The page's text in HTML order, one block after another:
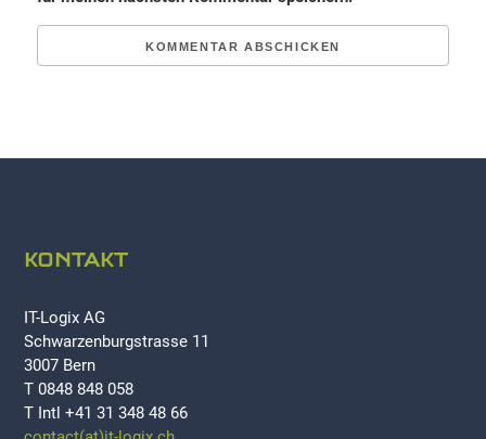
KONTAKT
IT-Logix AG
Schwarzenburgstrasse 11
3007 Bern
T 0848 848 058
T Intl +41 31 348 48 66